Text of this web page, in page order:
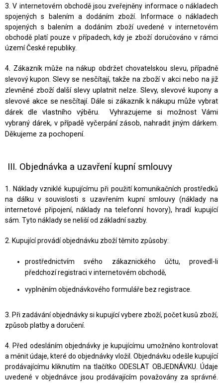
3. V internetovém obchodě jsou zveřejněny informace o nákladech
spojených s balením a dodáním zboží. Informace o nákladech
spojených s balením a dodáním zboží uvedené v internetovém
obchodě platí pouze v případech, kdy je zboží doručováno v rámci
území České republiky.
4. Zákazník může na nákup obdržet chovatelskou slevu, případně
slevový kupon. Slevy se nesčítají, takže na zboží v akci nebo na již
zlevněné zboží další slevy uplatnit nelze. Slevy, slevové kupony a
slevové akce se nesčítají. Dále si zákazník k nákupu může vybrat
dárek dle vlastního výběru. Vyhrazujeme si možnost Vámi
vybraný dárek, v případě vyčerpání zásob, nahradit jiným dárkem.
Děkujeme za pochopení.
III. Objednávka a uzavření kupní smlouvy
1. Náklady vzniklé kupujícímu při použití komunikačních prostředků
na dálku v souvislosti s uzavřením kupní smlouvy (náklady na
internetové připojení, náklady na telefonní hovory), hradí kupující
sám. Tyto náklady se neliší od základní sazby.
2. Kupující provádí objednávku zboží těmito způsoby:
prostřednictvím svého zákaznického účtu, provedl-li
předchozí registraci v internetovém obchodě,
vyplněním objednávkového formuláře bez registrace.
3. Při zadávání objednávky si kupující vybere zboží, počet kusů zboží,
způsob platby a doručení.
4. Před odesláním objednávky je kupujícímu umožněno kontrolovat
a měnit údaje, které do objednávky vložil. Objednávku odešle kupující
prodávajícímu kliknutím na tlačítko ODESLAT OBJEDNÁVKU. Údaje
uvedené v objednávce jsou prodávajícím považovány za správné.